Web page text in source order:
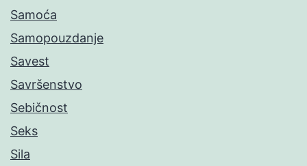
Samoća
Samopouzdanje
Savest
Savršenstvo
Sebičnost
Seks
Sila